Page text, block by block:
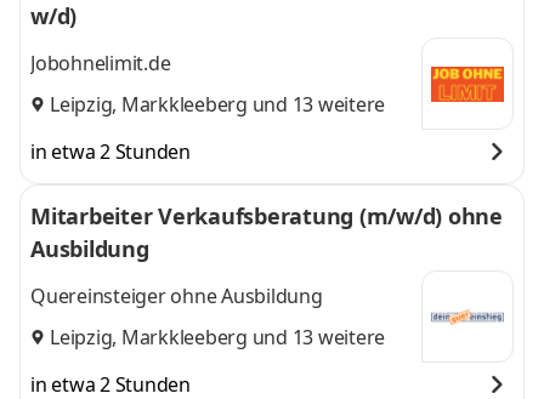
w/d)
Jobohnelimit.de
Leipzig, Markkleeberg und 13 weitere
in etwa 2 Stunden
Mitarbeiter Verkaufsberatung (m/w/d) ohne
Ausbildung
Quereinsteiger ohne Ausbildung
Leipzig, Markkleeberg und 13 weitere
in etwa 2 Stunden